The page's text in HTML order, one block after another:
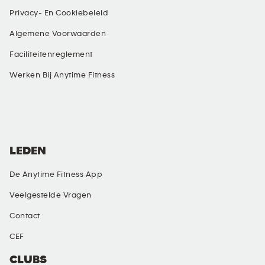
Privacy- En Cookiebeleid
Algemene Voorwaarden
Faciliteitenreglement
Werken Bij Anytime Fitness
CLUBS
LEDEN
De Anytime Fitness App
Veelgestelde Vragen
Contact
CEF